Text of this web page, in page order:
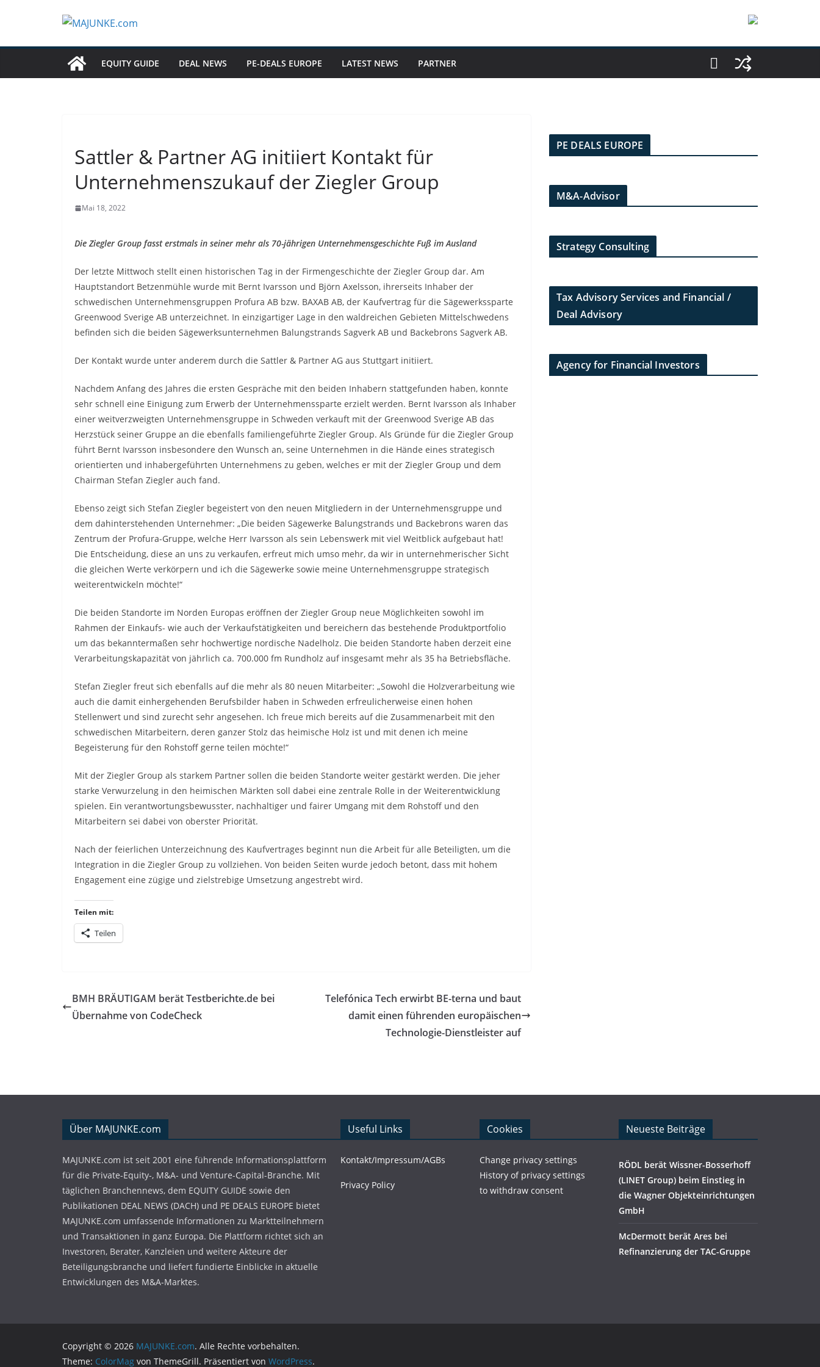
EQUITY GUIDE DEAL NEWS PE-DEALS EUROPE LATEST NEWS PARTNER
Sattler & Partner AG initiiert Kontakt für
Unternehmenszukauf der Ziegler Group
Mai 18, 2022
Die Ziegler Group fasst erstmals in seiner mehr als 70-jährigen Unternehmensgeschichte Fuß im Ausland
Der letzte Mittwoch stellt einen historischen Tag in der Firmengeschichte der Ziegler Group dar. Am
Hauptstandort Betzenmühle wurde mit Bernt Ivarsson und Björn Axelsson, ihrerseits Inhaber der
schwedischen Unternehmensgruppen Profura AB bzw. BAXAB AB, der Kaufvertrag für die Sägewerkssparte
Greenwood Sverige AB unterzeichnet. In einzigartiger Lage in den waldreichen Gebieten Mittelschwedens
befinden sich die beiden Sägewerksunternehmen Balungstrands Sagverk AB und Backebrons Sagverk AB.
Der Kontakt wurde unter anderem durch die Sattler & Partner AG aus Stuttgart initiiert.
Nachdem Anfang des Jahres die ersten Gespräche mit den beiden Inhabern stattgefunden haben, konnte
sehr schnell eine Einigung zum Erwerb der Unternehmenssparte erzielt werden. Bernt Ivarsson als Inhaber
einer weitverzweigten Unternehmensgruppe in Schweden verkauft mit der Greenwood Sverige AB das
Herzstück seiner Gruppe an die ebenfalls familiengeführte Ziegler Group. Als Gründe für die Ziegler Group
führt Bernt Ivarsson insbesondere den Wunsch an, seine Unternehmen in die Hände eines strategisch
orientierten und inhabergeführten Unternehmens zu geben, welches er mit der Ziegler Group und dem
Chairman Stefan Ziegler auch fand.
Ebenso zeigt sich Stefan Ziegler begeistert von den neuen Mitgliedern in der Unternehmensgruppe und
dem dahinterstehenden Unternehmer: „Die beiden Sägewerke Balungstrands und Backebrons waren das
Zentrum der Profura-Gruppe, welche Herr Ivarsson als sein Lebenswerk mit viel Weitblick aufgebaut hat!
Die Entscheidung, diese an uns zu verkaufen, erfreut mich umso mehr, da wir in unternehmerischer Sicht
die gleichen Werte verkörpern und ich die Sägewerke sowie meine Unternehmensgruppe strategisch
weiterentwickeln möchte!“
Die beiden Standorte im Norden Europas eröffnen der Ziegler Group neue Möglichkeiten sowohl im
Rahmen der Einkaufs- wie auch der Verkaufstätigkeiten und bereichern das bestehende Produktportfolio
um das bekanntermaßen sehr hochwertige nordische Nadelholz. Die beiden Standorte haben derzeit eine
Verarbeitungskapazität von jährlich ca. 700.000 fm Rundholz auf insgesamt mehr als 35 ha Betriebsfläche.
Stefan Ziegler freut sich ebenfalls auf die mehr als 80 neuen Mitarbeiter: „Sowohl die Holzverarbeitung wie
auch die damit einhergehenden Berufsbilder haben in Schweden erfreulicherweise einen hohen
Stellenwert und sind zurecht sehr angesehen. Ich freue mich bereits auf die Zusammenarbeit mit den
schwedischen Mitarbeitern, deren ganzer Stolz das heimische Holz ist und mit denen ich meine
Begeisterung für den Rohstoff gerne teilen möchte!“
Mit der Ziegler Group als starkem Partner sollen die beiden Standorte weiter gestärkt werden. Die jeher
starke Verwurzelung in den heimischen Märkten soll dabei eine zentrale Rolle in der Weiterentwicklung
spielen. Ein verantwortungsbewusster, nachhaltiger und fairer Umgang mit dem Rohstoff und den
Mitarbeitern sei dabei von oberster Priorität.
Nach der feierlichen Unterzeichnung des Kaufvertrages beginnt nun die Arbeit für alle Beteiligten, um die
Integration in die Ziegler Group zu vollziehen. Von beiden Seiten wurde jedoch betont, dass mit hohem
Engagement eine zügige und zielstrebige Umsetzung angestrebt wird.
Teilen mit:
Teilen
BMH BRÄUTIGAM berät Testberichte.de bei
Übernahme von CodeCheck
Telefónica Tech erwirbt BE-terna und baut
damit einen führenden europäischen
Technologie-Dienstleister auf
PE DEALS EUROPE
M&A-Advisor
Strategy Consulting
Tax Advisory Services and Financial /
Deal Advisory
Agency for Financial Investors
Über MAJUNKE.com
MAJUNKE.com ist seit 2001 eine führende Informationsplattform
für die Private-Equity-, M&A- und Venture-Capital-Branche. Mit
täglichen Branchennews, dem EQUITY GUIDE sowie den
Publikationen DEAL NEWS (DACH) und PE DEALS EUROPE bietet
MAJUNKE.com umfassende Informationen zu Marktteilnehmern
und Transaktionen in ganz Europa. Die Plattform richtet sich an
Investoren, Berater, Kanzleien und weitere Akteure der
Beteiligungsbranche und liefert fundierte Einblicke in aktuelle
Entwicklungen des M&A-Marktes.
Useful Links
Kontakt/Impressum/AGBs
Privacy Policy
Cookies
Change privacy settings
History of privacy settings
to withdraw consent
Neueste Beiträge
RÖDL berät Wissner-Bosserhoff
(LINET Group) beim Einstieg in
die Wagner Objekteinrichtungen
GmbH
McDermott berät Ares bei
Refinanzierung der TAC-Gruppe
Copyright © 2026 MAJUNKE.com. Alle Rechte vorbehalten.
Theme: ColorMag von ThemeGrill. Präsentiert von WordPress.